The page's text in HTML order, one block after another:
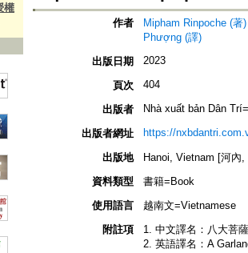
權
作者 Mipham Rinpoche (著)
Phượng (譯)
出版日期
2023
頁次 404
出版者 Nhà xuất bản Dân
出版者網址 https://
出版地
Hanoi, Vietnam [河內,
資料類型
書籍=Book
使用語言
越南文=Vietnamese
附註項
1. 中文譯名：八大菩
2. 英語譯名：A